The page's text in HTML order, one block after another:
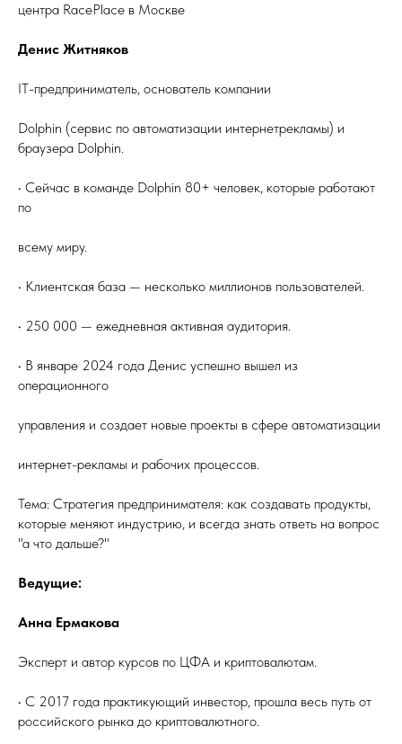
центра RacePlace в Москве
Денис Житняков
IT-предприниматель, основатель компании
Dolphin (сервис по автоматизации интернетрекламы) и
браузера Dolphin.
• Сейчас в команде Dolphin 80+ человек, которые работают
по
всему миру.
• Клиентская база — несколько миллионов пользователей.
• 250 000 — ежедневная активная аудитория.
• В январе 2024 года Денис успешно вышел из
операционного
управления и создает новые проекты в сфере автоматизации
интернет-рекламы и рабочих процессов.
Тема: Стратегия предпринимателя: как создавать продукты,
которые меняют индустрию, и всегда знать ответь на вопрос
"а что дальше?"
Ведущие:
Анна Ермакова
Эксперт и автор курсов по ЦФА и криптовалютам.
• С 2017 года практикующий инвестор, прошла весь путь от
российского рынка до криптовалютного.